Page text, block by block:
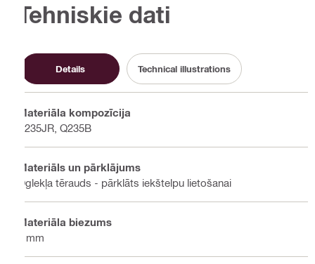
Tehniskie dati
Details Technical illustrations
Materiāla kompozīcija
S235JR, Q235B
Materiāls un pārklājums
Oglekļa tērauds - pārklāts iekštelpu lietošanai
Materiāla biezums
4 mm